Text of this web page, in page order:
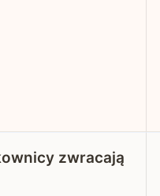
zwracają